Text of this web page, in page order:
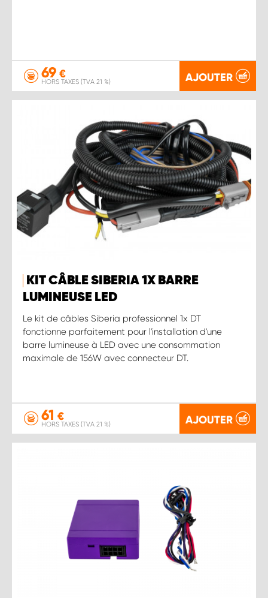
69 €
HORS TAXES (TVA 21 %) AJOUTER
KIT CÂBLE SIBERIA 1X BARRE
LUMINEUSE LED
Le kit de câbles Siberia professionnel 1x DT
fonctionne parfaitement pour l'installation d'une
barre lumineuse à LED avec une consommation
maximale de 156W avec connecteur DT.
61 €
HORS TAXES (TVA 21 %) AJOUTER